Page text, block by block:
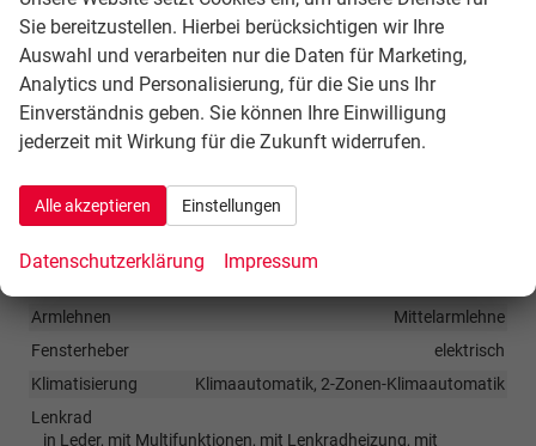
(Servotronic), Außenspiegel elektr. anklappbar,
Außenspiegel elektr. verstell- und heizbar, Außenspiegel
mit Abblendautomatik, links, Licht- und Regensensor,
Scheinwerfer LED, Einparkhilfe vorn und hinten,
Fahrassistenz-System: Kreuzungs-Assistent (Crossroad
Fahrassistenz-System: Spurhalteassistent (Lane Assist),
Armlehnen
Mittelarmlehne
Fensterheber
elektrisch
Klimatisierung
Klimaautomatik, 2-Zonen-Klimaautomatik
Lenkrad
in Leder, mit Multifunktionen, mit Lenkradheizung, mit
Sie bereitzustellen. Hierbei berücksichtigen wir Ihre
Auswahl und verarbeiten nur die Daten für Marketing,
Analytics und Personalisierung, für die Sie uns Ihr
Einverständnis geben. Sie können Ihre Einwilligung
jederzeit mit Wirkung für die Zukunft widerrufen.
Alle akzeptieren Einstellungen
Datenschutzerklärung Impressum